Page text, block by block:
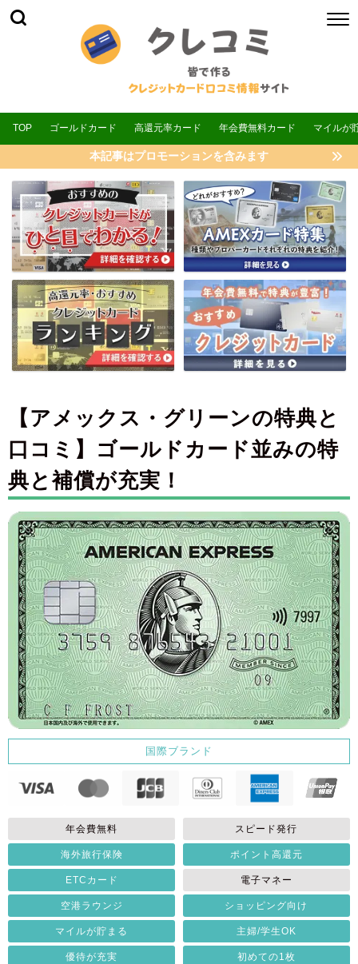
TOP ゴールドカード 高還元率カード 年会費無料カード マイルが
本記事はプロモーションを含みます
【アメックス・グリーンの特典と
口コミ】ゴールドカード並みの特
典と補償が充実！
国際ブランド
年会費無料 スピード発行
海外旅行保険 ポイント高還元
ETCカード 電子マネー
空港ラウンジ ショッピング向け
マイルが貯まる 主婦/学生OK
優待が充実 初めての1枚